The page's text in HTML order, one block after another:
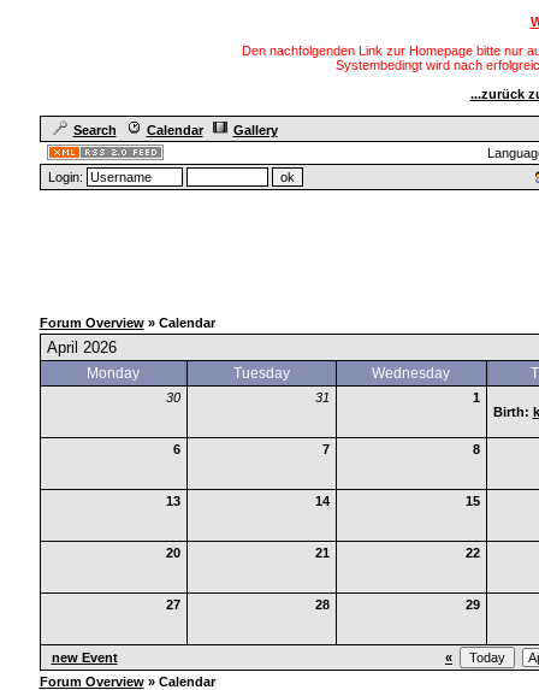
Den nachfolgenden Link zur Homepage bitte nur
Systembedingt wird nach
...zurück
Search Calendar
Gallery
Login:
Forum Overview» Calendar
April 2026
Monday Tuesday Wednesday
30 31
1
Birth:
6 7 8
13 14 15
20 21 22
27 28 29
new Event
«
Forum Overview» Calendar